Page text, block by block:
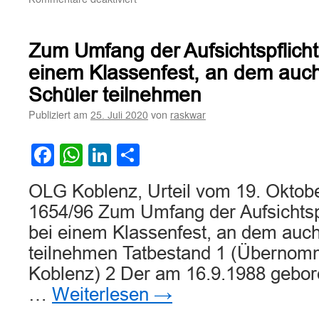
Unfall
eines
Pferdetrainers
Zum Umfang der
einem Klassenfest, an dem
Schüler teilnehmen
Publiziert am 25. Juli 2020 von raskwar
Facebook
WhatsApp
LinkedIn
OLG Koblenz, Urteil vom 19.
1654/96 Zum Umfang der
bei einem Klassenfest, an dem
teilnehmen Tatbestand 1
Koblenz) 2 Der am 16.9.1988
… Weiterlesen →